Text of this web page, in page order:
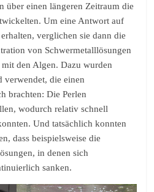
über einen längeren Zeitraum die
Um eine Antwort auf
verglichen sie dann die
von Schwermetalllösungen
den Algen. Dazu wurden
verwendet, die einen
brachten: Die Perlen
wodurch relativ schnell
Und tatsächlich konnten
dass beispielsweise die
in denen sich
sanken.